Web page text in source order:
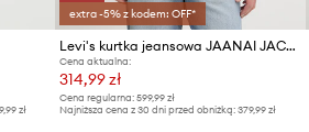
zł
extra -5% z kodem: OFF*
Levi's kurtka jeansowa JAANAI JACKET
Cena aktualna:
314,99 zł
Cena regularna: 599,99 zł
Najniższa cena z 30 dni przed obniżką: 379,99 zł